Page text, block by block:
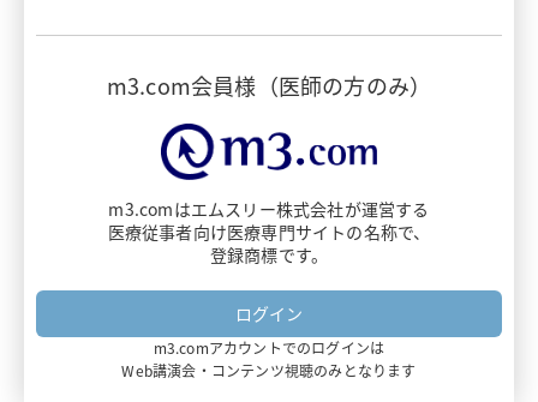
ビオプテン
ダイチロナ
m3.com会員様（医師の方のみ）
m3.comはエムスリー株式会社が運営する
医療従事者向け医療専門サイトの名称で、
登録商標です。
m3.comアカウントでのログインは
Web講演会・コンテンツ視聴のみとなります